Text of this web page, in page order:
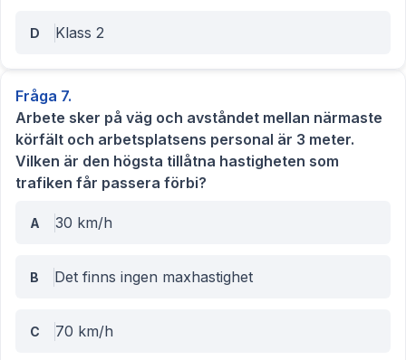
D Klass 2
Fråga 7.
Arbete sker på väg och avståndet mellan närmaste
körfält och arbetsplatsens personal är 3 meter.
Vilken är den högsta tillåtna hastigheten som
trafiken får passera förbi?
A 30 km/h
B Det finns ingen maxhastighet
C 70 km/h